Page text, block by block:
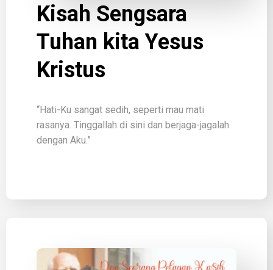
Kisah Sengsara
Tuhan kita Yesus
Kristus
“Hati-Ku sangat sedih, seperti mau mati
rasanya. Tinggallah di sini dan berjaga-jagalah
dengan Aku.”